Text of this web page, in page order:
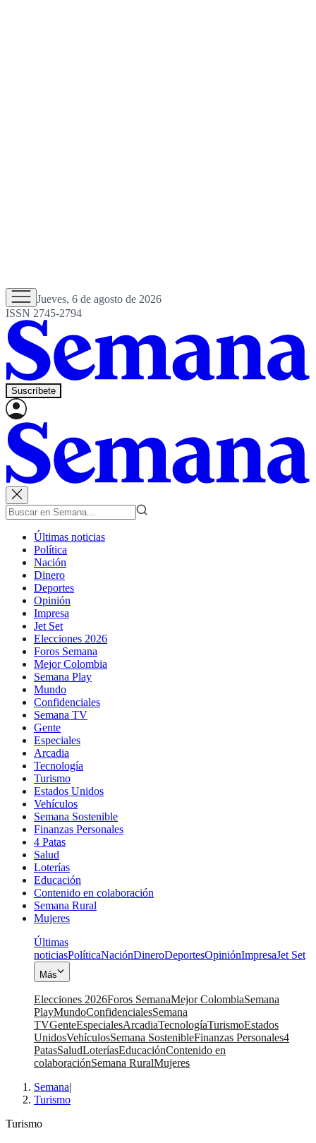
Jueves, 6 de agosto de 2026
ISSN 2745-2794
Suscríbete
Últimas noticias
Política
Nación
Dinero
Deportes
Opinión
Impresa
Jet Set
Elecciones 2026
Foros Semana
Mejor Colombia
Semana Play
Mundo
Confidenciales
Semana TV
Gente
Especiales
Arcadia
Tecnología
Turismo
Estados Unidos
Vehículos
Semana Sostenible
Finanzas Personales
4 Patas
Salud
Loterías
Educación
Contenido en colaboración
Semana Rural
Mujeres
Últimas
noticiasPolíticaNaciónDineroDeportesOpiniónImpresaJet Set
Más
Elecciones 2026Foros SemanaMejor ColombiaSemana
PlayMundoConfidencialesSemana
TVGenteEspecialesArcadiaTecnologíaTurismoEstados
UnidosVehículosSemana SostenibleFinanzas Personales4
PatasSaludLoteríasEducaciónContenido en
colaboraciónSemana RuralMujeres
Semana|
Turismo
Turismo